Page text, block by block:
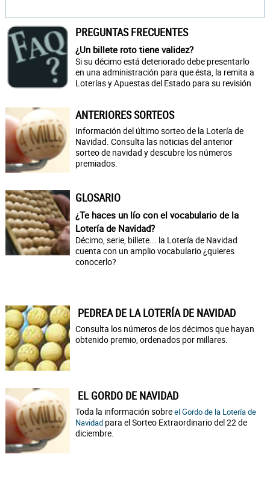
PREGUNTAS FRECUENTES
¿Un billete roto tiene validez?
Si su décimo está deteriorado debe presentarlo
en una administración para que ésta, la remita a
Loterías y Apuestas del Estado para su revisión
ANTERIORES SORTEOS
Información del último sorteo de la Lotería de
Navidad. Consulta las noticias del anterior
sorteo de navidad y descubre los números
premiados.
GLOSARIO
¿Te haces un lío con el vocabulario de la
Lotería de Navidad?
Décimo, serie, billete... la Lotería de Navidad
cuenta con un amplio vocabulario ¿quieres
conocerlo?
PEDREA DE LA LOTERÍA DE NAVIDAD
Consulta los números de los décimos que hayan
obtenido premio, ordenados por millares.
EL GORDO DE NAVIDAD
Toda la información sobreel Gordo de la Lotería de
Navidad para el Sorteo Extraordinario del 22 de
diciembre.